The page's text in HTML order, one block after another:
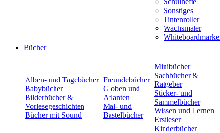
Sonstiges
Tintenroller
Wachsmaler
Bücher
Alben- und Tagebücher
Babybücher
Bilderbücher &
Vorlesegeschichten
Bücher mit Sound
Freundebücher
Globen und
Atlanten
Mal- und
Bastelbücher
Minibücher
Sachbücher &
Ratgeber
Sticker- und
Sammelbücher
Wissen und Lernen
Erstleser
Kinderbücher